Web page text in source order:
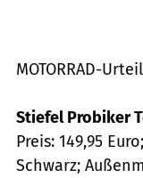
MOTORRAD-
Stiefel Probiker
Preis: 149,95
Schwarz;